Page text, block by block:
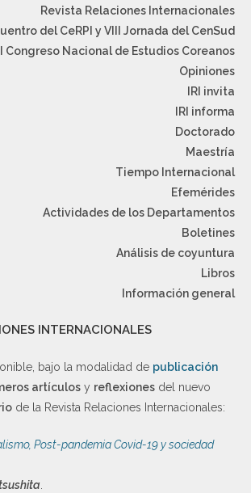
Revista Relaciones Internacionales
del CeRPI y VIII Jornada del CenSud
Congreso Nacional de Estudios Coreanos
Opiniones
IRI invita
IRI informa
Doctorado
Maestría
Tiempo Internacional
Efemérides
Actividades de los Departamentos
Boletines
Análisis de coyuntura
Libros
Información general
INTERNACIONALES
bajo la modalidad de publicación
artículos y reflexiones del nuevo
de la Revista Relaciones Internacionales:
Post-pandemia Covid-19 y sociedad